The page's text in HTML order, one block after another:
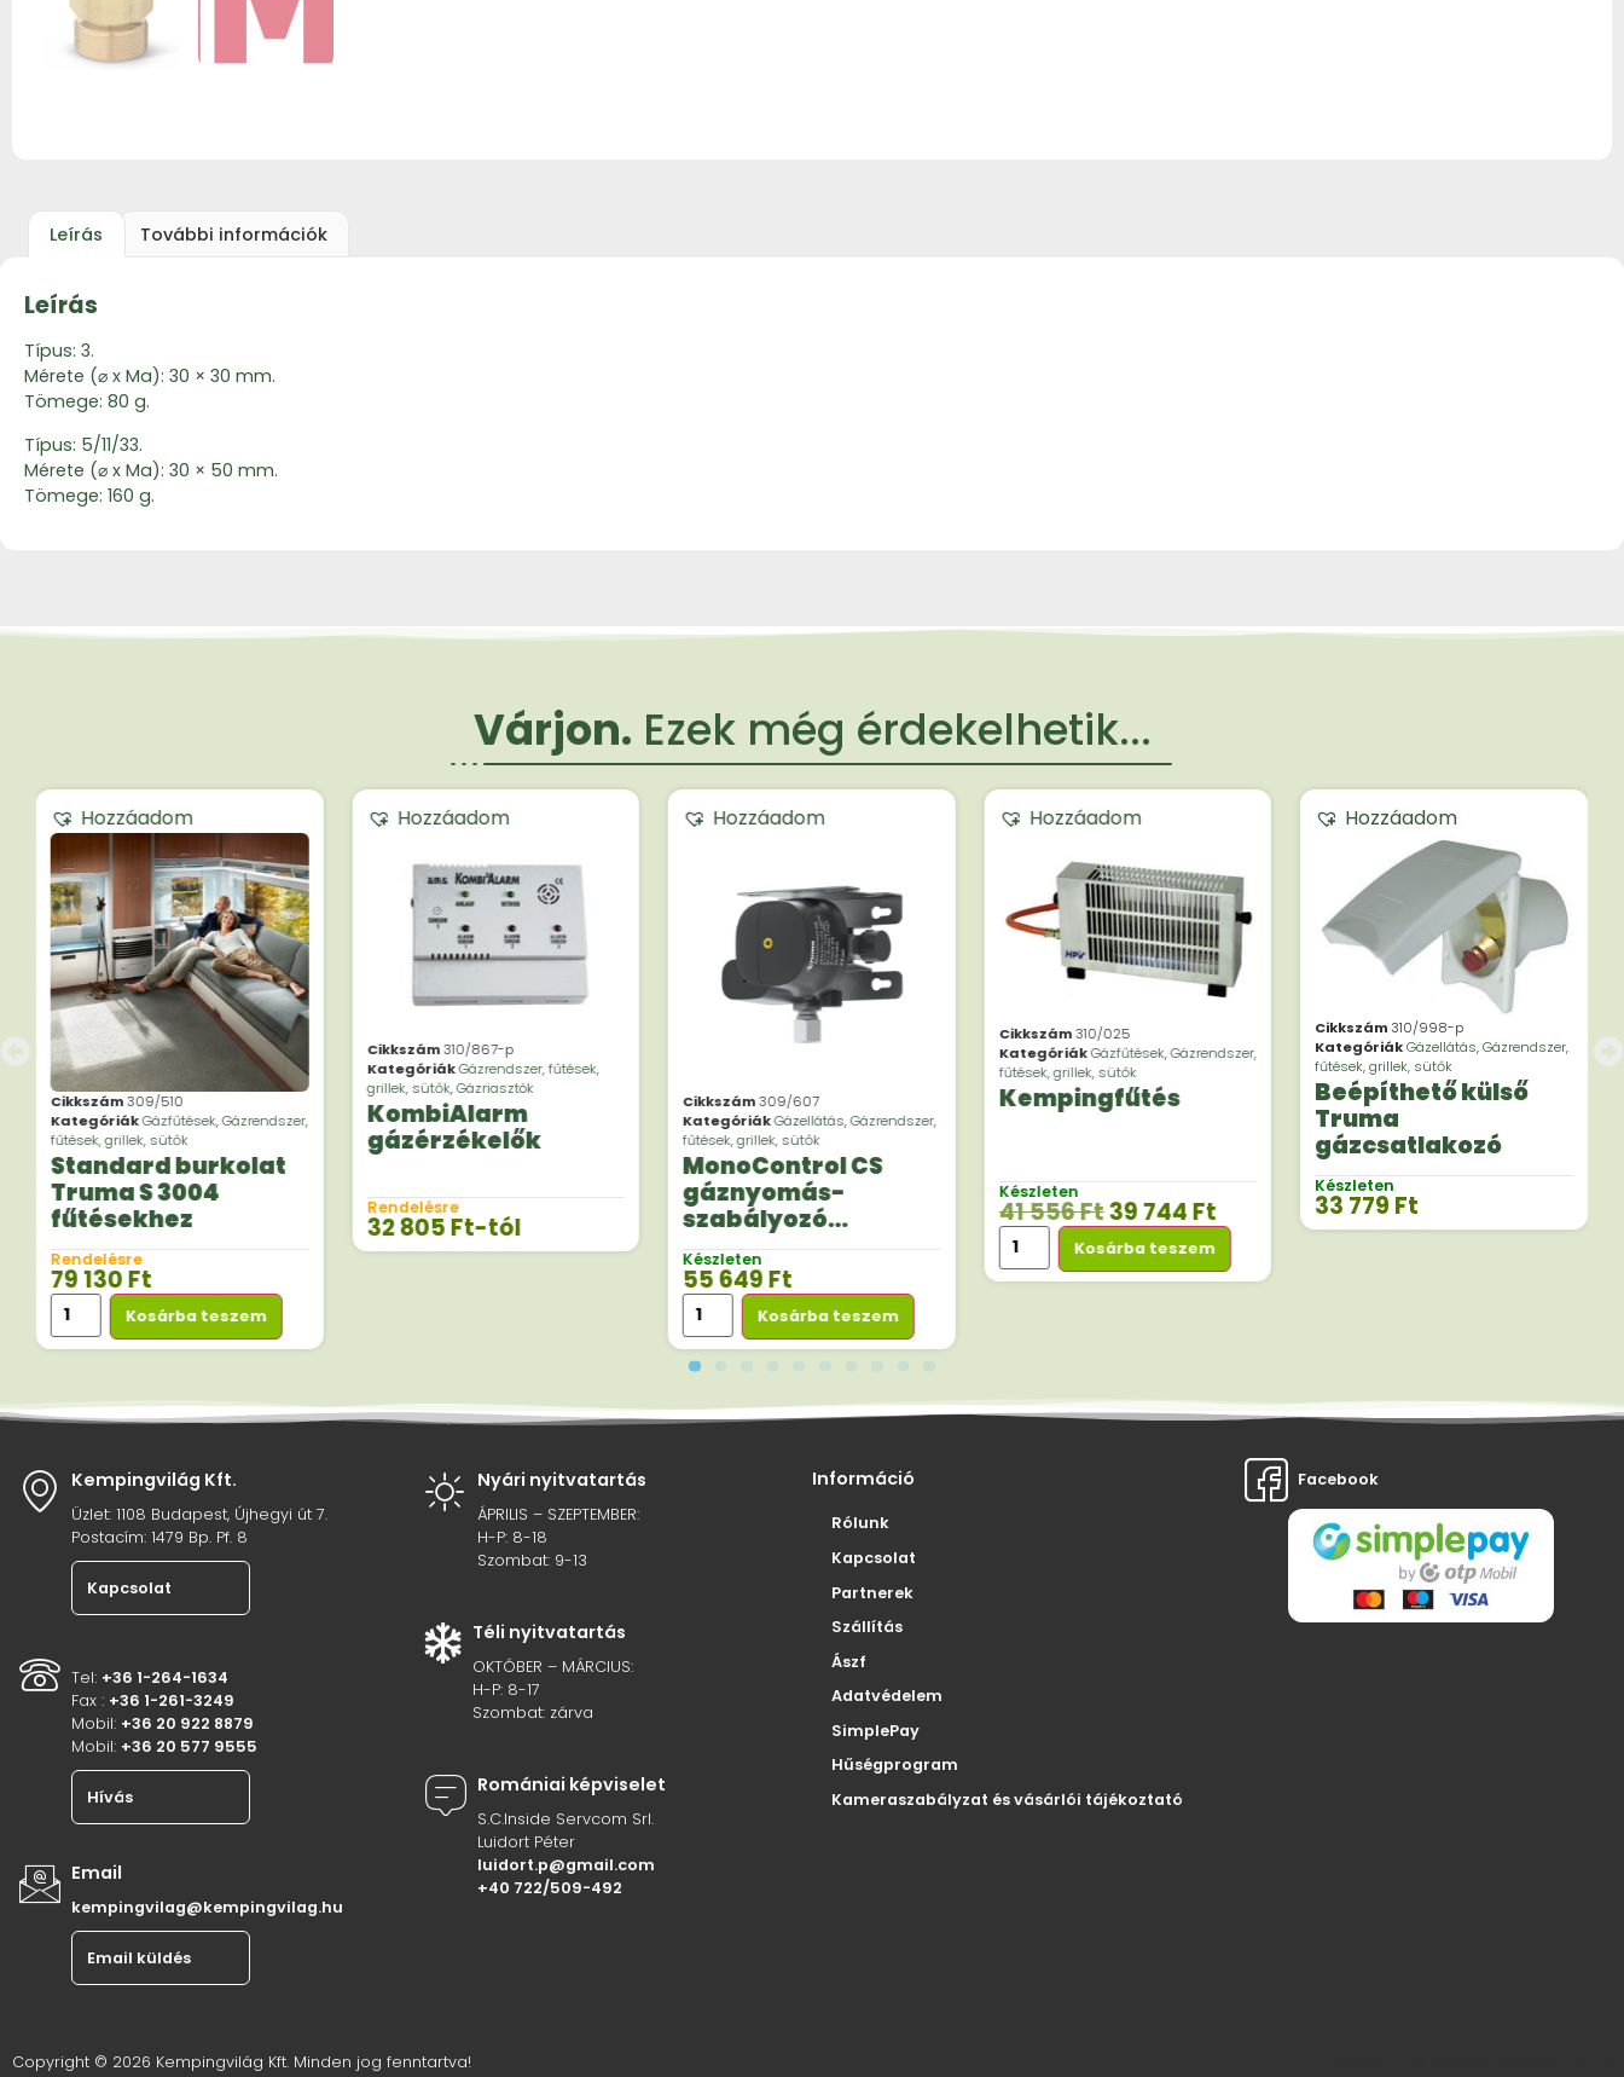
Leírás További információk
Leírás
Típus: 3.
Mérete (⌀ x Ma): 30 × 30 mm.
Tömege: 80 g.
Típus: 5/11/33.
Mérete (⌀ x Ma): 30 × 50 mm.
Tömege: 160 g.
Várjon. Ezek még érdekelhetik...
Hozzáadom
Cikkszám309/510
KategóriákGázfűtések,Gázrendszer,
fűtések, grillek, sütők
Standard burkolat
Truma S 3004
fűtésekhez
Rendelésre
79 130Ft
Kosárba teszem
Hozzáadom
Cikkszám310/867-p
KategóriákGázrendszer, fűtések,
grillek, sütők,Gázriasztók
KombiAlarm
gázérzékelők
Rendelésre
32 805Ft-tól
Hozzáadom
Cikkszám309/607
KategóriákGázellátás,Gázrendszer,
fűtések, grillek, sütők
MonoControl CS
gáznyomás-
szabályozó
ütközésérzékelővel
egypalackos
üzemmódhoz
Készleten
55 649Ft
Kosárba teszem
Hozzáadom
Cikkszám310/025
KategóriákGázfűtések,Gázrendszer,
fűtések, grillek, sütők
Kempingfűtés
Készleten
41 556Ft39 744Ft
Kosárba teszem
Hozzáadom
Cikkszám 310/998-p
KategóriákGázellátás,Gázrendszer,
fűtések, grillek, sütők
Beépíthető külső
Truma
gázcsatlakozó
Készleten
33 779 Ft
Kempingvilág Kft.
Üzlet: 1108 Budapest, Újhegyi út 7.
Postacím: 1479 Bp. Pf. 8
Kapcsolat
Tel: +36 1-264-1634
Fax : +36 1-261-3249
Mobil: +36 20 922 8879
Mobil: +36 20 577 9555
Hívás
Email
kempingvilag@kempingvilag.hu
Email küldés
Nyári nyitvatartás
ÁPRILIS – SZEPTEMBER:
H-P: 8-18
Szombat: 9-13
Téli nyitvatartás
OKTÓBER – MÁRCIUS:
H-P: 8-17
Szombat: zárva
Romániai képviselet
S.C.Inside Servcom Srl.
Luidort Péter
luidort.p@gmail.com
+40 722/509-492
Információ
Rólunk
Kapcsolat
Partnerek
Szállítás
Ászf
Adatvédelem
SimplePay
Hűségprogram
Kameraszabályzat és vásárlói tájékoztató
Facebook
Copyright © 2026 Kempingvilág Kft. Minden jog fenntartva!